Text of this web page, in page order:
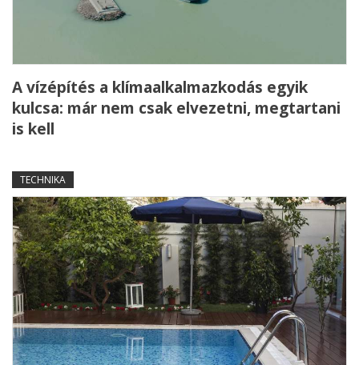
A vízépítés a klímaalkalmazkodás egyik
kulcsa: már nem csak elvezetni, megtartani
is kell
TECHNIKA